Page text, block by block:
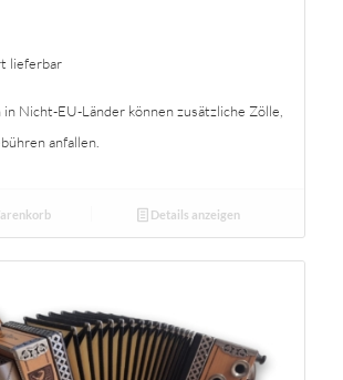
lieferbar
Nicht-EU-Länder können zusätzliche Zölle,
anfallen.
Details anzeigen